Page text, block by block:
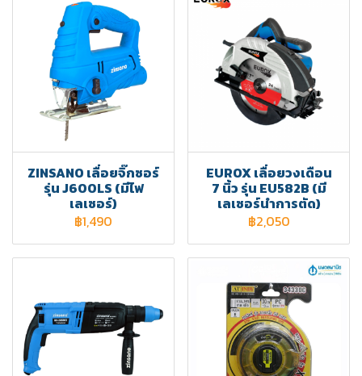
ZINSANO เลื่อยจิ๊กซอร์
รุ่น J600LS (มีไฟ
เลเซอร์)
฿1,490
EUROX เลื่อยวงเดือน
7 นิ้ว รุ่น EU582B (มี
เลเซอร์นำการตัด)
฿2,050